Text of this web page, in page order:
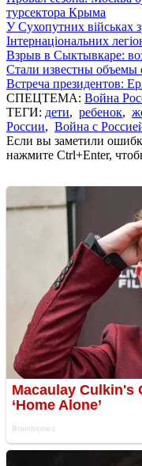
турсектора Крыма
У Сухопутних військах
Інтернаціональних
Взрыв в Сыктывкаре:
Стали известны
Встреча президентов:
СПЕЦТЕМА: Война
ТЕГИ: дети, ребенок,
России, Война с
Если вы заметили
нажмите Ctrl+Enter,